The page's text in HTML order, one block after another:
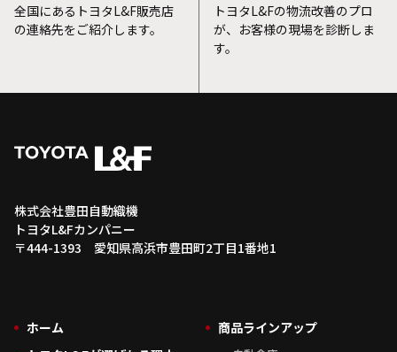
全国にあるトヨタL&F販売店
の連絡先をご紹介します。
トヨタL&Fの物流改善のプロ
が、お客様の現場を診断しま
す。
株式会社豊田自動織機
トヨタL&Fカンパニー
〒444-1393 愛知県高浜市豊田町2丁目1番地1
ホーム
商品ラインアップ